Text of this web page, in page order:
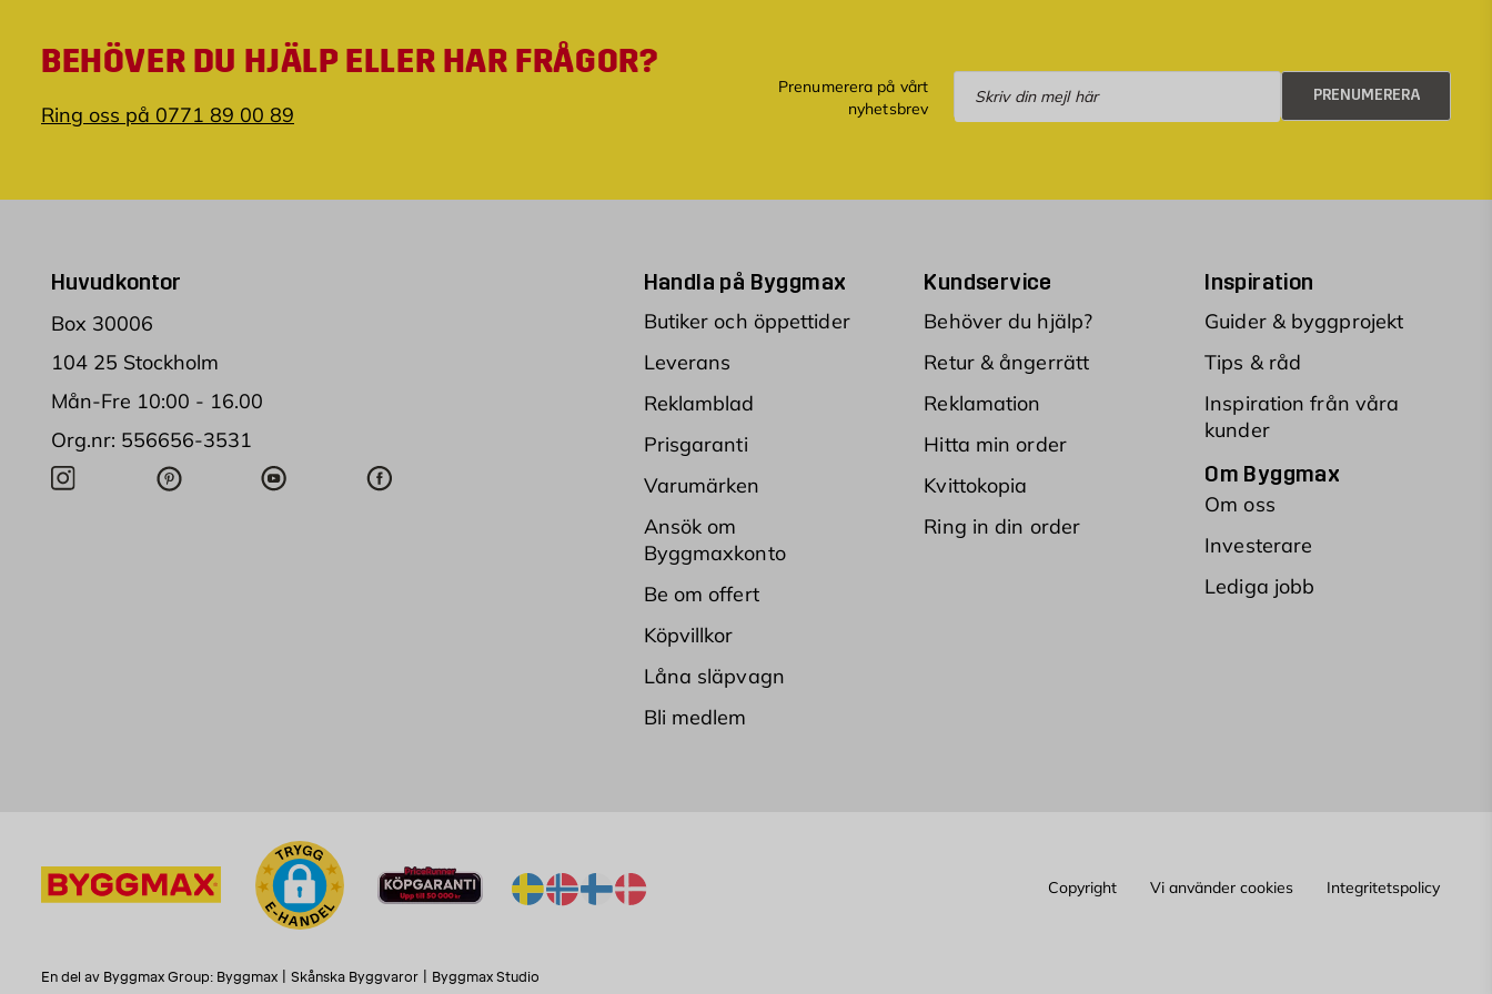
BEHÖVER DU HJÄLP ELLER HAR FRÅGOR?
Ring oss på 0771 89 00 89
Prenumerera på vårt
nyhetsbrev
Prenumerera
PRENUMERERA
Huvudkontor
Box 30006
104 25 Stockholm
Mån-Fre 10:00 - 16.00
Org.nr: 556656-3531
Handla på Byggmax
Butiker och öppettider
Leverans
Reklamblad
Prisgaranti
Varumärken
Ansök om
Byggmaxkonto
Be om offert
Köpvillkor
Låna släpvagn
Bli medlem
Kundservice
Behöver du hjälp?
Retur & ångerrätt
Reklamation
Hitta min order
Kvittokopia
Ring in din order
Inspiration
Guider & byggprojekt
Tips & råd
Inspiration från våra
kunder
Om Byggmax
Om oss
Investerare
Lediga jobb
Copyright Vi använder cookies Integritetspolicy
En del av Byggmax Group: Byggmax Skånska Byggvaror Byggmax Studio